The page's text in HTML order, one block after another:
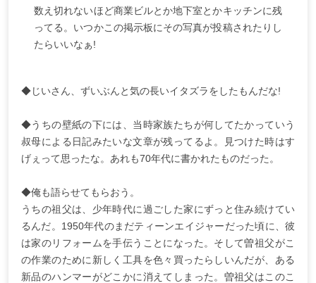
数え切れないほど商業ビルとか地下室とかキッチンに残
ってる。いつかこの掲示板にその写真が投稿されたりし
たらいいなぁ!
◆じいさん、ずいぶんと気の長いイタズラをしたもんだな!
◆うちの壁紙の下には、当時家族たちが何してたかっていう
叔母による日記みたいな文章が残ってるよ。見つけた時はす
げぇって思ったな。あれも70年代に書かれたものだった。
◆俺も語らせてもらおう。
うちの祖父は、少年時代に過ごした家にずっと住み続けてい
るんだ。1950年代のまだティーンエイジャーだった頃に、彼
は家のリフォームを手伝うことになった。そして曽祖父がこ
の作業のために新しく工具を色々買ったらしいんだが、ある
新品のハンマーがどこかに消えてしまった。曽祖父はこのこ